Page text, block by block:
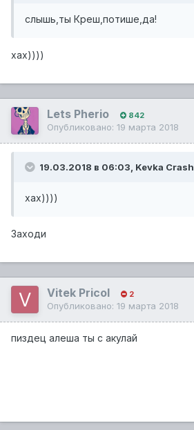
слышь,ты Креш,потише,да!
хах))))
Lets Pherio 842
Опубликовано: 19 марта 2018
19.03.2018 в 06:03, Kevka Crash
хах))))
Заходи
Vitek Pricol 2
Опубликовано: 19 марта 2018
пиздец алеша ты с акулай